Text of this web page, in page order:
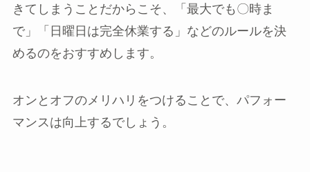
きてしまうことだからこそ、「最大でも〇時ま
で」「日曜日は完全休業する」などのルールを決
めるのをおすすめします。
オンとオフのメリハリをつけることで、パフォー
マンスは向上するでしょう。